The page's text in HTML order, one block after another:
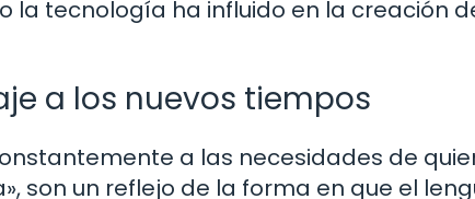
la tecnología ha influido en la creación
a los nuevos tiempos
a las necesidades de
son un reflejo de la forma en que el